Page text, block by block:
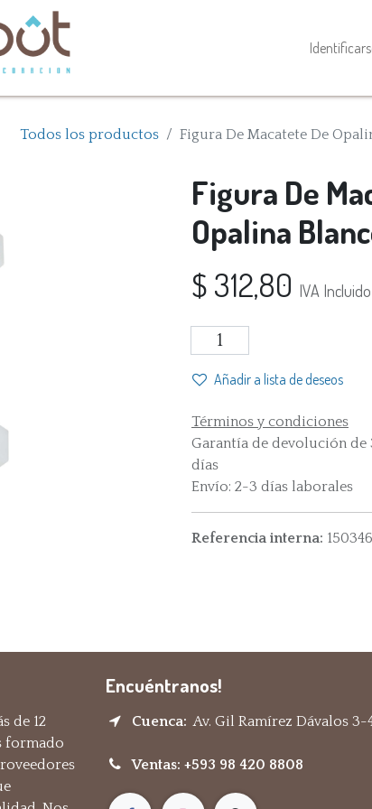
Todos los productos Figura De Macatete De
Figura De
Opalina
$312,80 IVA Incluido
Añadir a lista de deseos
Términos y condiciones
Garantía de devolución de
días
Envío: 2-3 días laborales
Referencia interna: 150346
de 12
formado
Encuéntranos!
Cuenca: Av. Gil Ramírez Dávalos 3-
Ventas: +593 98 420 8808